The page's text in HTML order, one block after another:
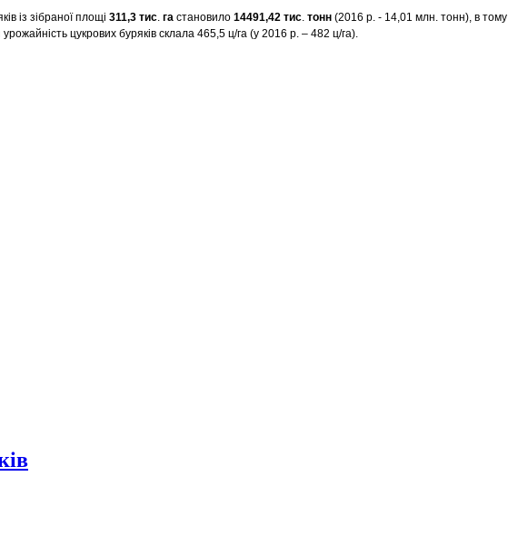
із зібраної площі 311,3 тис. га становило 14491,42 тис. тонн (2016 р. - 14,01 млн. тонн), в тому
цукрових буряків склала 465,5 ц/га (у 2016 р. – 482 ц/га).